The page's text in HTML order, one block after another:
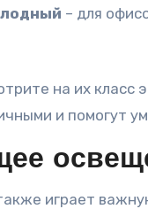
– для
на их
и помогут
играет